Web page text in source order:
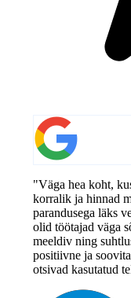
"Väga hea koht,
korralik ja hinnad
parandusega läks
olid töötajad väga
meeldiv ning
positiivne ja
otsivad kasutatud